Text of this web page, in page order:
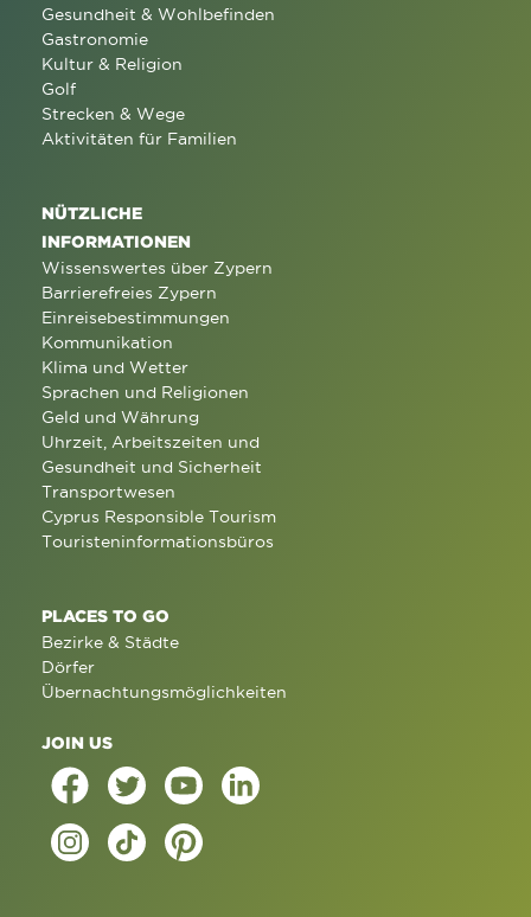
Gesundheit & Wohlbefinden
Gastronomie
Kultur & Religion
Golf
Strecken & Wege
Aktivitäten für Familien
NÜTZLICHE
INFORMATIONEN
Wissenswertes über Zypern
Barrierefreies Zypern
Einreisebestimmungen
Kommunikation
Klima und Wetter
Sprachen und Religionen
Geld und Währung
Uhrzeit, Arbeitszeiten und
Gesundheit und Sicherheit
Transportwesen
Cyprus Responsible Tourism
Touristeninformationsbüros
PLACES TO GO
Bezirke & Städte
Dörfer
Übernachtungsmöglichkeiten
JOIN US